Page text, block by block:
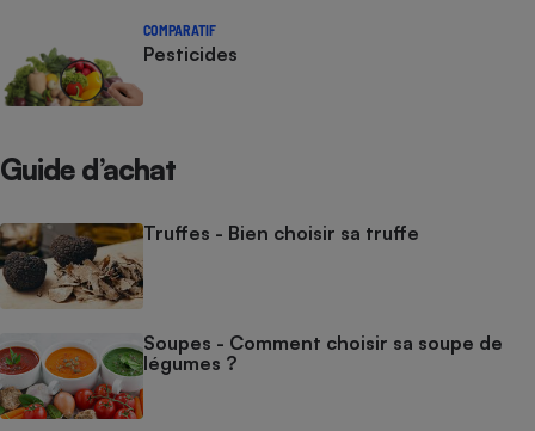
COMPARATIF
Pesticides
Guide d’achat
Truffes - Bien choisir sa truffe
Soupes - Comment choisir sa soupe de
légumes ?